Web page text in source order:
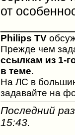
от
Philips TV
Прежде чем
ссылкам из 1-
в теме.
На ЛС в
задавайте на
Последний
15:43.